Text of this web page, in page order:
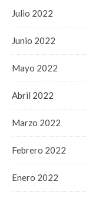
Julio 2022
Junio 2022
Mayo 2022
Abril 2022
Marzo 2022
Febrero 2022
Enero 2022